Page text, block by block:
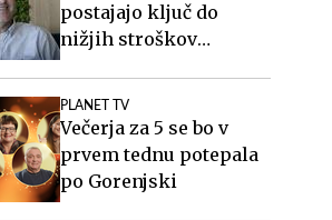
postajajo ključ do
nižjih stroškov
PLANET TV
Večerja za 5 se bo v
prvem tednu potepala
po Gorenjski